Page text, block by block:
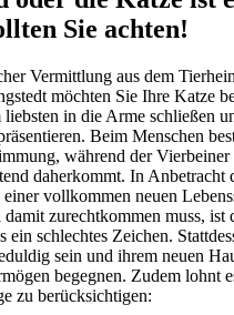
Sie achten!
Vermittlung aus dem
möchten Sie Ihre Katze
in die Arme schließen
Beim Menschen
während der
daherkommt. In Anbetracht
vollkommen neuen
damit zurechtkommen muss, ist
ein schlechtes Zeichen.
sein und ihrem neuen
begegnen. Zudem lohnt
zu berücksichtigen: